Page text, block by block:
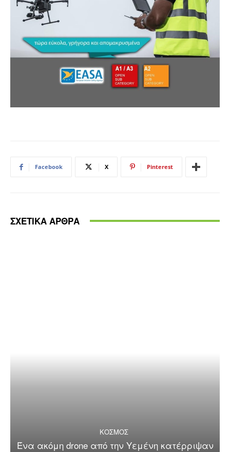
Facebook X Pinterest
ΣΧΕΤΙΚΑ ΑΡΘΡΑ
ΚΟΣΜΟΣ
Ένα ακόμη drone από την Υεμένη κατέρριψαν